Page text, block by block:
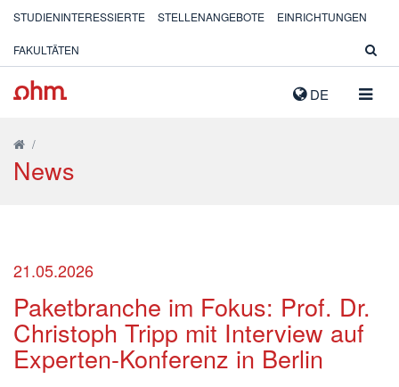
DE
STUDIENINTERESSIERTE STELLENANGEBOTE EINRICHTUNGEN
FAKULTÄTEN
/
News
21.05.2026
Paketbranche im Fokus: Prof. Dr.
Christoph Tripp mit Interview auf
Experten-Konferenz in Berlin